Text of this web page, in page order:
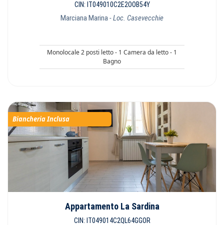
CIN: IT049010C2E2OOB54Y
Marciana Marina- Loc. Casevecchie
Monolocale 2 posti letto - 1 Camera da letto - 1
Bagno
Biancheria Inclusa
Appartamento La Sardina
CIN: IT049014C2QL64GGOR